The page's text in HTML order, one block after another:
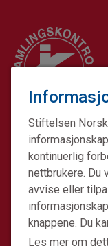
Stiftelsen
kontinuerlig
nettbrukere. Du
avvise eller
knappene. Du
Les mer om
Stiftelsen Norsk
Formålet er å